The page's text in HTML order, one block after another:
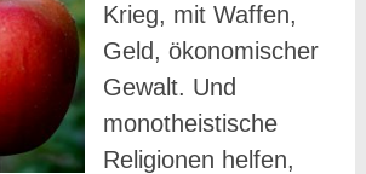
Krieg, mit Waffen,
Geld, ökonomischer
Gewalt. Und
monotheistische
Religionen helfen,